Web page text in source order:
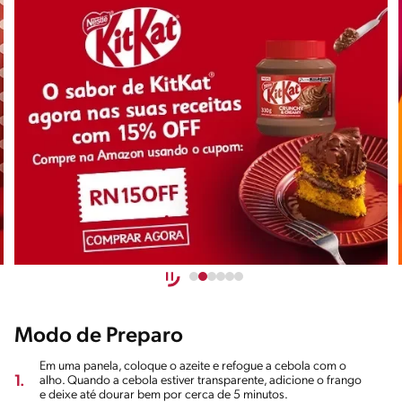
Modo de Preparo
1.
Em uma panela, coloque o azeite e refogue a cebola com o
alho. Quando a cebola estiver transparente, adicione o frango
e deixe até dourar bem por cerca de 5 minutos.